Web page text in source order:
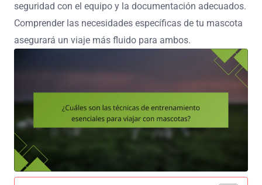
seguridad con el equipo y la documentación adecuados.
Comprender las necesidades específicas de tu mascota
asegurará un viaje más fluido para ambos.